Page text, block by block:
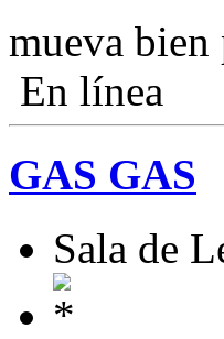
mueva
En línea
GAS GAS
Sala de